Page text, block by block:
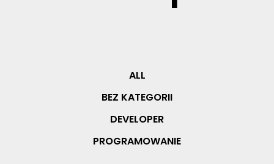
ALL
BEZ KATEGORII
DEVELOPER
PROGRAMOWANIE